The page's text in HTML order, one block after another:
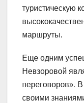
туристическую
маршруты.
Еще одним
Невзоровой
переговоров».
своими